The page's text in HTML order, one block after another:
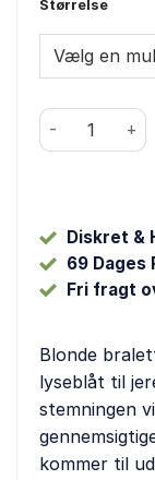
Størrelse
Cottelli -
Diskret &
69 Dages
Fri fragt
Blonde
lyseblåt til
stemningen
kommer til